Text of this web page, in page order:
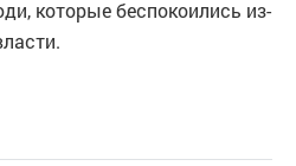
которые беспокоились из-